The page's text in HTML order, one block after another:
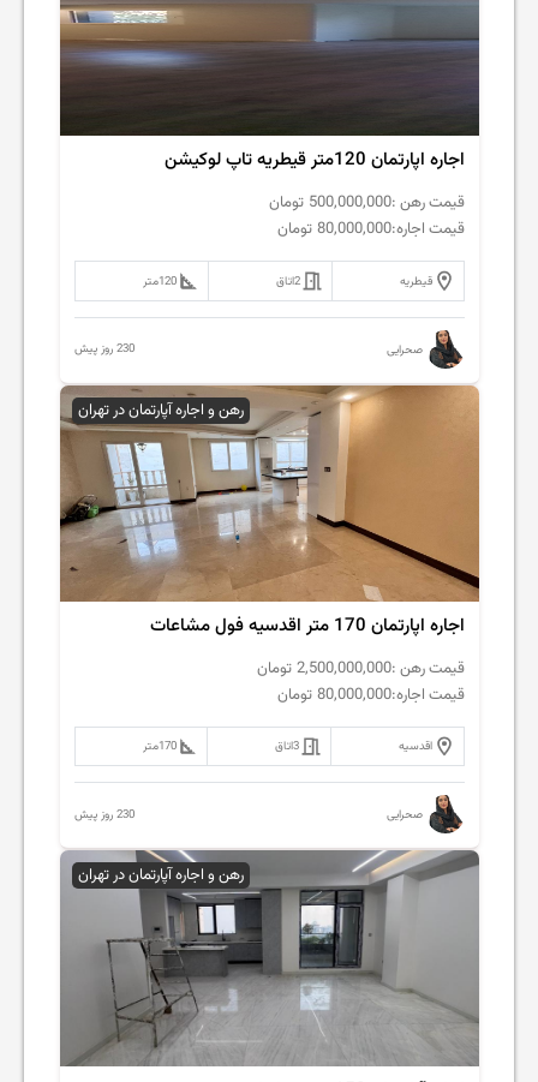
اجاره اپارتمان 120متر قیطریه تاپ لوکیشن
قیمت رهن :500,000,000 تومان
قیمت اجاره:80,000,000 تومان
قیطریه 2اتاق 120متر
صحرایی 230 روز پیش
رهن و اجاره آپارتمان در تهران
اجاره اپارتمان 170 متر اقدسیه فول مشاعات
قیمت رهن :2,500,000,000 تومان
قیمت اجاره:80,000,000 تومان
اقدسیه 3اتاق 170متر
صحرایی 230 روز پیش
رهن و اجاره آپارتمان در تهران